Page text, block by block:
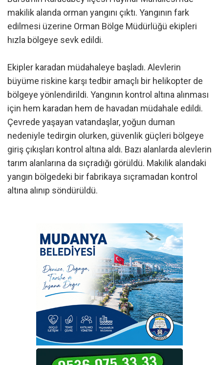
makilik alanda orman yangını çıktı. Yangının fark
edilmesi üzerine Orman Bölge Müdürlüğü ekipleri
hızla bölgeye sevk edildi.
Ekipler karadan müdahaleye başladı. Alevlerin
büyüme riskine karşı tedbir amaçlı bir helikopter de
bölgeye yönlendirildi. Yangının kontrol altına alınması
için hem karadan hem de havadan müdahale edildi.
Çevrede yaşayan vatandaşlar, yoğun duman
nedeniyle tedirgin olurken, güvenlik güçleri bölgeye
giriş çıkışları kontrol altına aldı. Bazı alanlarda alevlerin
tarım alanlarına da sıçradığı görüldü. Makilik alandaki
yangın bölgedeki bir fabrikaya sıçramadan kontrol
altına alınıp söndürüldü.